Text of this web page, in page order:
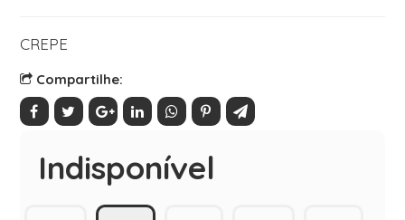
CREPE
Compartilhe:
Indisponível